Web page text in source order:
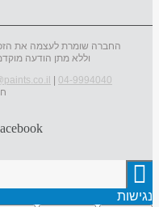
החברה שומרת לעצמה את
וללא מתן הודעה
04-9994040
נגישות